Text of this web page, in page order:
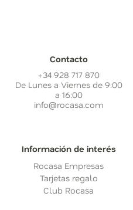
Contacto
+34 928 717 870
De Lunes a Viernes de 9:00
a 16:00
info@rocasa.com
Información de interés
Rocasa Empresas
Tarjetas regalo
Club Rocasa